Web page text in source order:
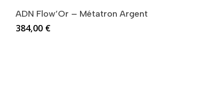
ADN Flow’Or – Métatron Argent
384,00 €